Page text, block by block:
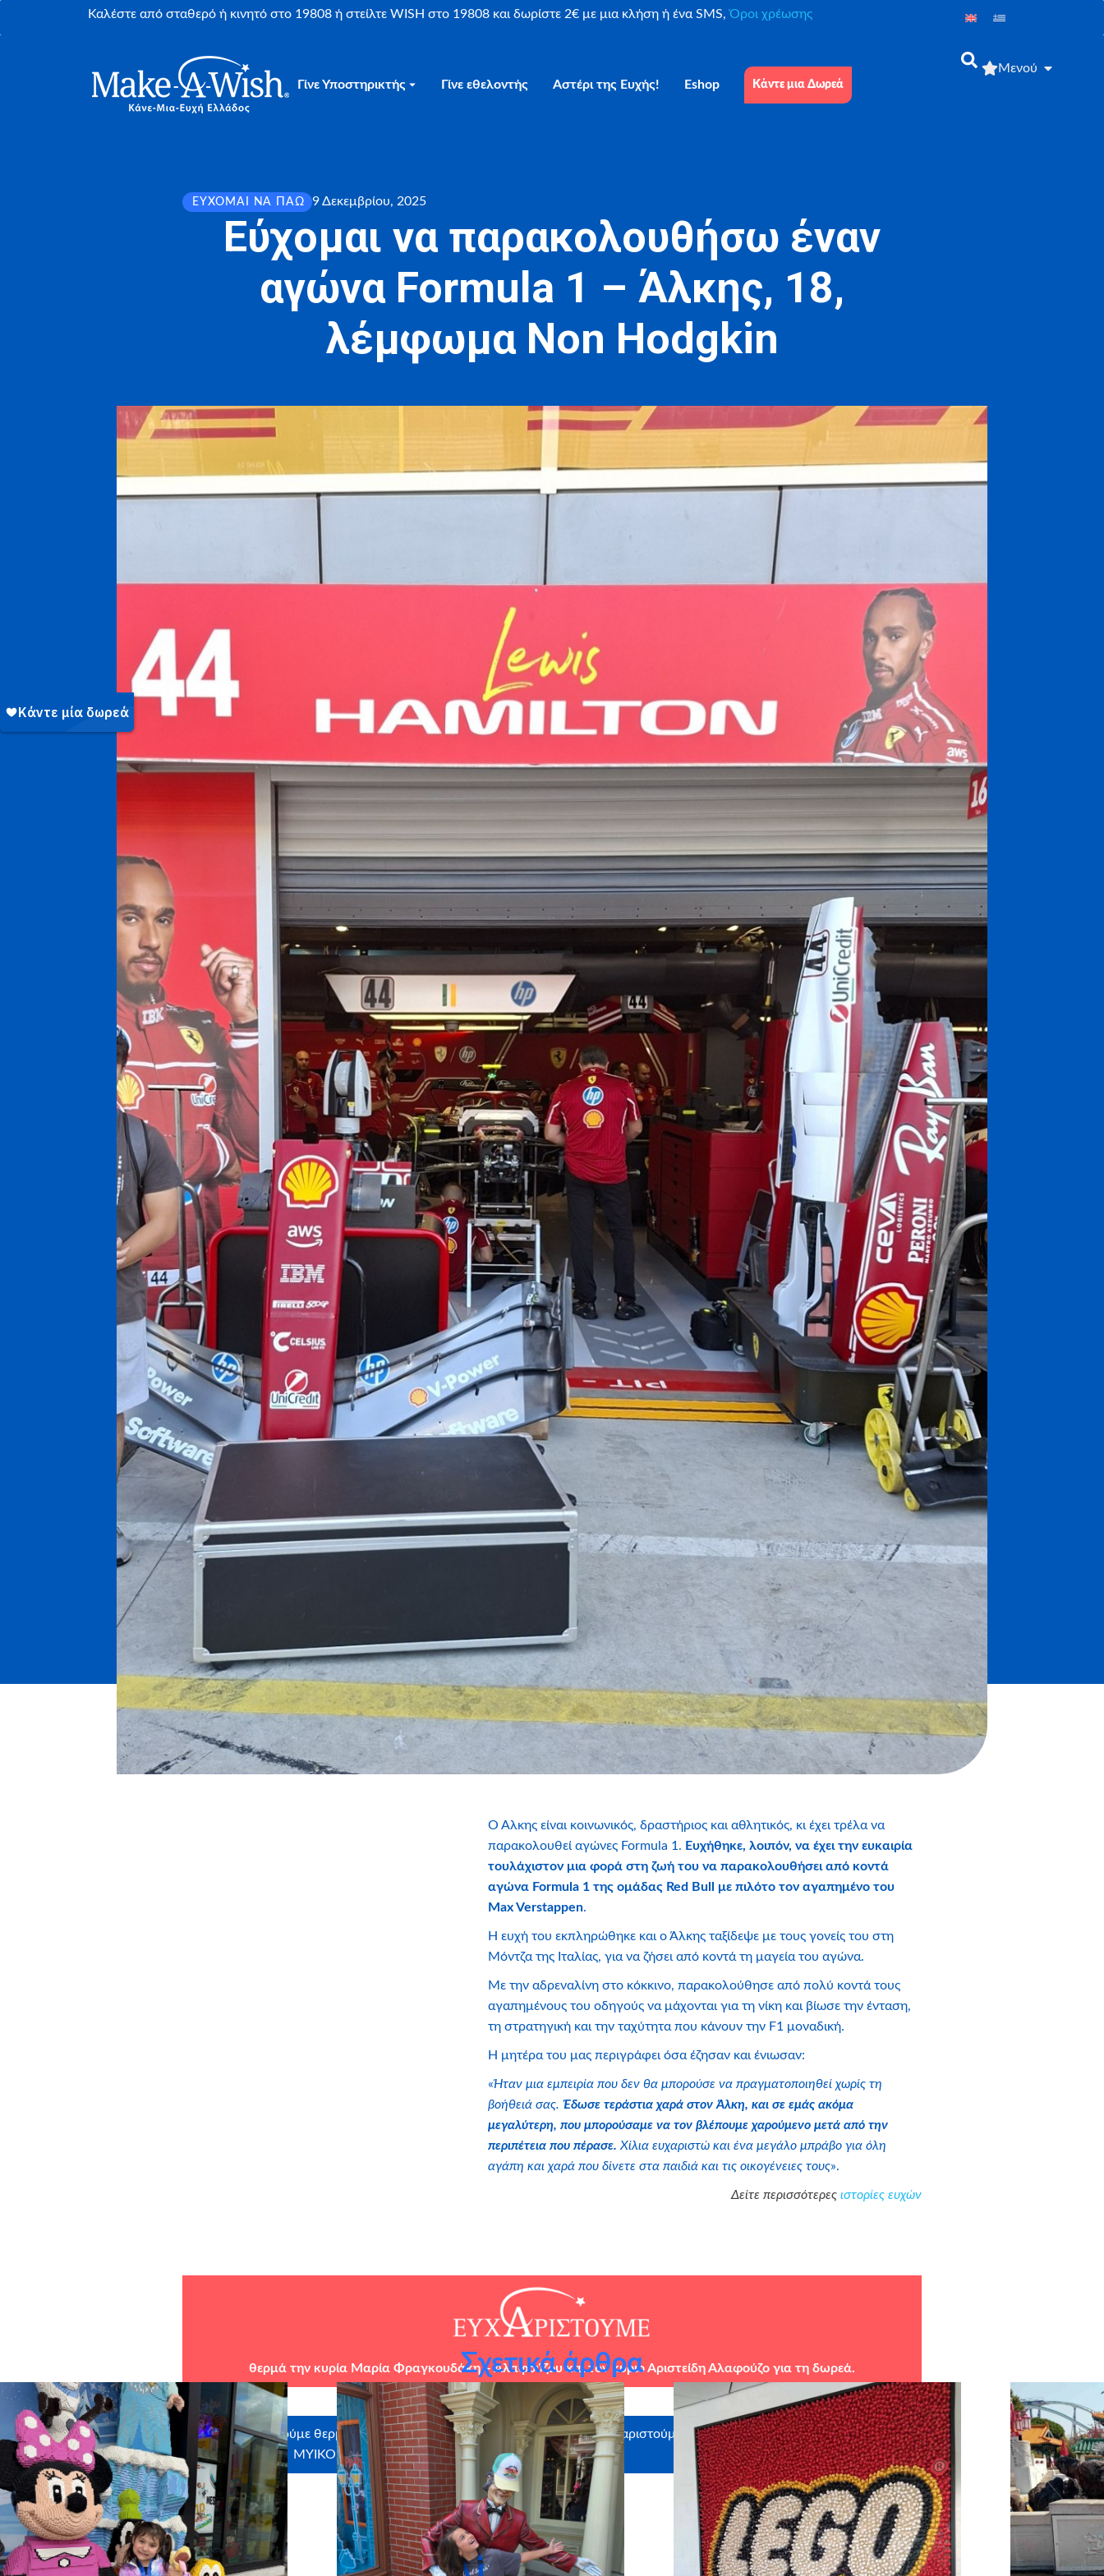
Καλέστε από σταθερό ή κινητό στο 19808 ή στείλτε WISH στο 19808 και δωρίστε 2€ με μια κλήση ή ένα SMS,Όροι χρέωσης
Γίνε Υποστηρικτής Γίνε εθελοντής Αστέρι της Ευχής! Eshop Κάντε μια Δωρεά
Μενού
ΕΎΧΟΜΑΙ ΝΑ ΠΆΩ 9 Δεκεμβρίου, 2025
Εύχομαι να παρακολουθήσω έναν
αγώνα Formula 1 – Άλκης, 18,
λέμφωμα Non Hodgkin
Ο Άλκης είναι κοινωνικός, δραστήριος και αθλητικός, κι έχει τρέλα να
παρακολουθεί αγώνες Formula 1. Ευχήθηκε, λοιπόν, να έχει την ευκαιρία
τουλάχιστον μια φορά στη ζωή του να παρακολουθήσει από κοντά
αγώνα Formula 1 της ομάδας Red Bull με πιλότο τον αγαπημένο του
Max Verstappen.
Η ευχή του εκπληρώθηκε και ο Άλκης ταξίδεψε με τους γονείς του στη
Μόντζα της Ιταλίας, για να ζήσει από κοντά τη μαγεία του αγώνα.
Με την αδρεναλίνη στο κόκκινο, παρακολούθησε από πολύ κοντά τους
αγαπημένους του οδηγούς να μάχονται για τη νίκη και βίωσε την ένταση,
τη στρατηγική και την ταχύτητα που κάνουν την F1 μοναδική.
Η μητέρα του μας περιγράφει όσα έζησαν και ένιωσαν:
«Ήταν μια εμπειρία που δεν θα μπορούσε να πραγματοποιηθεί χωρίς τη
βοήθειά σας. Έδωσε τεράστια χαρά στον Άλκη, και σε εμάς ακόμα
μεγαλύτερη, που μπορούσαμε να τον βλέπουμε χαρούμενο μετά από την
περιπέτεια που πέρασε. Χίλια ευχαριστώ και ένα μεγάλο μπράβο για όλη
αγάπη και χαρά που δίνετε στα παιδιά και τις οικογένειες τους».
Δείτε περισσότερες ιστορίες ευχών
θερμά την κυρία Μαρία Φραγκουδάκη – Αλαφούζου και τον κύριο Αριστείδη Αλαφούζο για τη δωρεά.
Ευχαριστούμε θερμά τους χορηγούς σε είδος:
MYIKONA, CRAFTBOX
Ευχαριστούμε θερμά τους υποστηρικτές σε είδος:
AEGEAN AIRLINES
Σχετικά άρθρα